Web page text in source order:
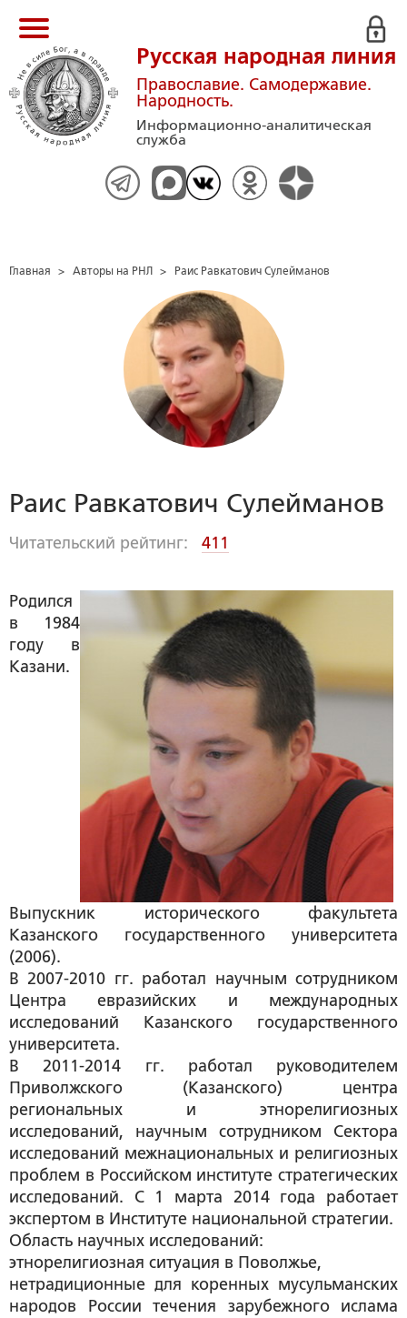
Русская народная линия
Православие. Самодержавие.
Народность.
Информационно-аналитическая
служба
Главная > Авторы на РНЛ > Раис Равкатович Сулейманов
Раис Равкатович Сулейманов
Читательский рейтинг: 411
Родился
в 1984
году в
Казани.
Выпускник исторического факультета
Казанского государственного университета
(2006).
В 2007-2010 гг. работал научным сотрудником
Центра евразийских и международных
исследований Казанского государственного
университета.
В 2011-2014 гг. работал руководителем
Приволжского (Казанского) центра
региональных и этнорелигиозных
исследований, научным сотрудником Сектора
исследований межнациональных и религиозных
проблем в Российском институте стратегических
исследований. С 1 марта 2014 года работает
экспертом в Институте национальной стратегии.
Область научных исследований:
этнорелигиозная ситуация в Поволжье,
нетрадиционные для коренных мусульманских
народов России течения зарубежного ислама